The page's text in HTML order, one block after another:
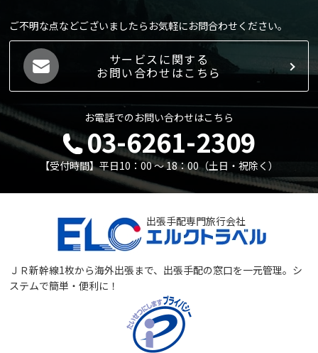
ご不明な点などございましたらお気軽にお問合わせください。
サービスに関する
お問い合わせはこちら
お電話でのお問い合わせはこちら
03-6261-2309
【受付時間】平日10：00 〜 18：00（土日・祝除く）
出張手配専門旅行会社
ＪＲ新幹線1枚から海外出張まで、出張手配の窓口を一元管理。 シ
ステムで簡単・便利に！